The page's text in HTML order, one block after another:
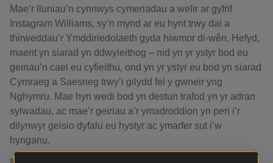
Mae’r lluniau’n cynnwys cymeriadau a welir ar gyfrif
Instagram Williams, sy’n mynd ar eu hynt trwy dai a
thirweddau’r Ymddiriedolaeth gyda hiwmor di-wên. Hefyd,
maent yn siarad yn ddwyieithog – nid yn yr ystyr bod eu
geiriau’n cael eu cyfieithu, ond yn yr ystyr eu bod yn siarad
Cymraeg a Saesneg trwy’i gilydd fel y gwneir yng
Nghymru. Mae hyn wedi bod yn destun trafod yn yr adran
sylwadau, ac mae’r geiriau a’r ymadroddion yn peri i’r
dilynwyr geisio dyfalu eu hystyr ac ymarfer sut i’w
hynganu.